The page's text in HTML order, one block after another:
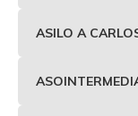
ASILO A